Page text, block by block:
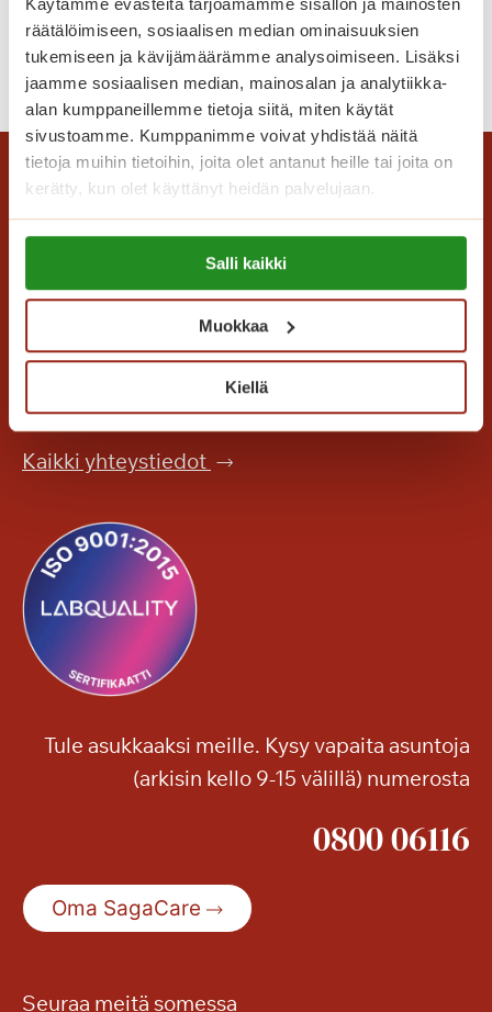
räätälöimiseen, sosiaalisen median ominaisuuksien
tukemiseen ja kävijämäärämme analysoimiseen. Lisäksi
jaamme sosiaalisen median, mainosalan ja analytiikka-
alan kumppaneillemme tietoja siitä, miten käytät
sivustoamme. Kumppanimme voivat yhdistää näitä
tietoja muihin tietoihin, joita olet antanut heille tai joita on
kerätty, kun olet käyttänyt heidän palvelujaan.
Lue lisää evästeistä:
https://sagacare.fi/evasteet/
Salli kaikki
Muokkaa
Kiellä
e
m
e
n
t
a
i
v
a
a
l
Lue lisää
K
i
i
t
e
l
t
h
p
u
t
t
Saga Care Finland Oy
00301 Helsinki
Kaikki yhteystiedot
Tule asukkaaksi meille. Kysy vapaita asuntoja
(arkisin kello 9-15 välillä) numerosta
0800 06116
Oma SagaCare
Seuraa meitä somessa